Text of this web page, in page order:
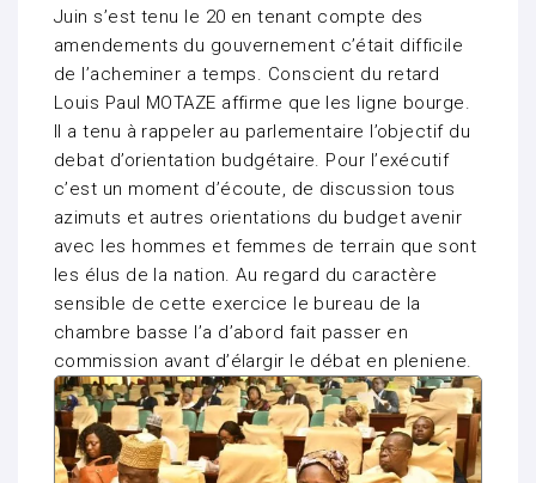
Juin s’est tenu le 20 en tenant compte des
amendements du gouvernement c’était difficile
de l’acheminer a temps. Conscient du retard
Louis Paul MOTAZE affirme que les ligne bourge.
Il a tenu à rappeler au parlementaire l’objectif du
debat d’orientation budgétaire. Pour l’exécutif
c’est un moment d’écoute, de discussion tous
azimuts et autres orientations du budget avenir
avec les hommes et femmes de terrain que sont
les élus de la nation. Au regard du caractère
sensible de cette exercice le bureau de la
chambre basse l’a d’abord fait passer en
commission avant d’élargir le débat en pleniene.